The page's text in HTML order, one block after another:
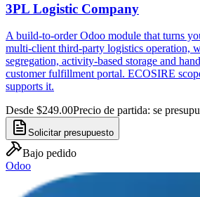
3PL Logistic Company
A build-to-order Odoo module that turns
multi-client third-party logistics operation,
segregation, activity-based storage and
customer fulfillment portal. ECOSIRE
supports it.
Desde $249.00Precio de partida: se
Solicitar presupuesto
Bajo pedido
Odoo